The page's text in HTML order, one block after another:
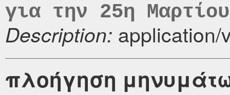
για την 25η
Description: application/
πλοήγηση